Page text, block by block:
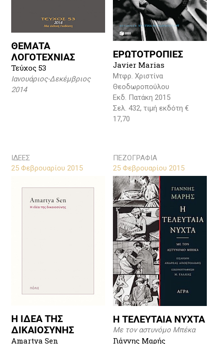
ΘΕΜΑΤΑ
ΛΟΓΟΤΕΧΝΙΑΣ
Τεύχος 53
Ιανουάριος-Δεκέμβριος
2014
ΕΡΩΤΟΤΡΟΠΙΕΣ
Javier Marias
Μτφρ. Χριστίνα
Θεοδωροπούλου
Εκδ. Πατάκη 2015
Σελ. 432, τιμή εκδότη €
17,70
ΙΔΕΕΣ
25 Φεβρουαρίου 2015
Η ΙΔΕΑ ΤΗΣ
ΔΙΚΑΙΟΣΥΝΗΣ
Amartya Sen
ΠΕΖΟΓΡΑΦΙΑ
25 Φεβρουαρίου 2015
Η ΤΕΛΕΥΤΑΙΑ ΝΥΧΤΑ
Με τον αστυνόμο Μπέκα
Γιάννης Μαρής